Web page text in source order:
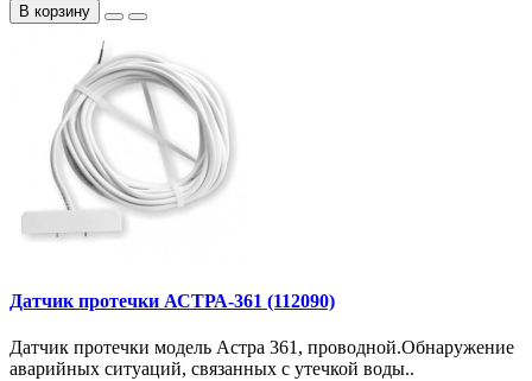
В корзину
Датчик протечки АСТРА-361 (112090)
Датчик протечки модель Астра 361, проводной.Обнаружение
аварийных ситуаций, связанных с утечкой воды..